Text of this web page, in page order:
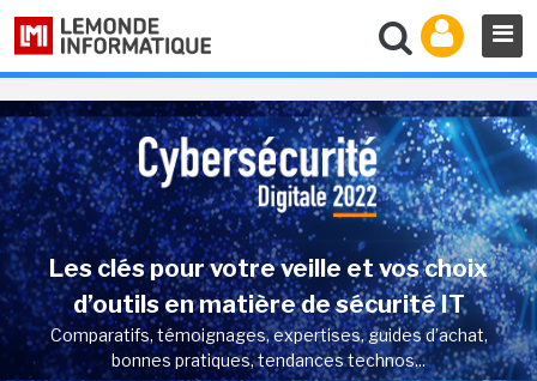
Les clés pour votre veille et vos choix
d’outils en matière de sécurité IT
Comparatifs, témoignages, expertises, guides d’achat,
bonnes pratiques, tendances technos...